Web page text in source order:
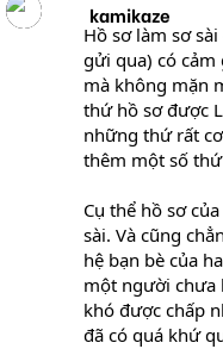
kamikaze
Hồ sơ làm sơ
gửi qua) có cảm
mà không mặn
thứ hồ sơ được
những thứ rất
thêm một số
Cụ thể hồ sơ
sài. Và cũng
hệ bạn bè của
một người chưa
khó được chấp
đã có quá khứ